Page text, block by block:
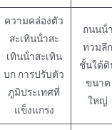
ความคล่องตัว
สะเทินน้ําสะ
เทินน้ําสะเทิน
บก การปรับตัว
ภูมิประเทศที่
แข็งแกร่ง
ถนนน้ํ
ท่วมลึก
ชั้นใต้ดิ
ขนาด
ใหญ่